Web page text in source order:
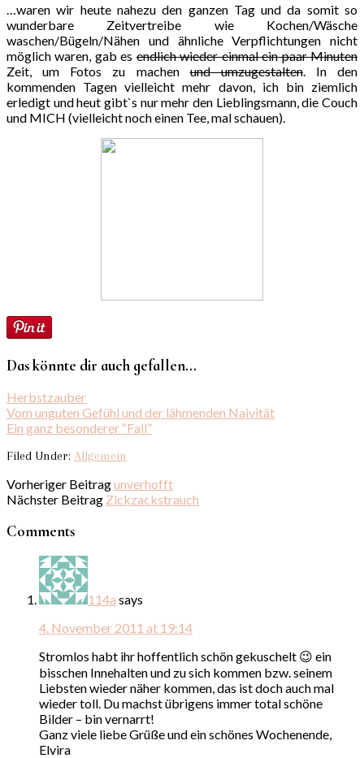
…waren wir heute nahezu den ganzen Tag und da somit so
wunderbare Zeitvertreibe wie Kochen/Wäsche
waschen/Bügeln/Nähen und ähnliche Verpflichtungen nicht
möglich waren, gab esendlich wieder einmal ein paar Minuten
Zeit, um Fotos zu machenund umzugestalten. In den
kommenden Tagen vielleicht mehr davon, ich bin ziemlich
erledigt und heut gibt`s nur mehr den Lieblingsmann, die Couch
und MICH (vielleicht noch einen Tee, mal schauen).
Das könnte dir auch gefallen...
Herbstzauber
Vom unguten Gefühl und der lähmenden Naivität
Ein ganz besonderer “Fall”
Filed Under: Allgemein
Vorheriger Beitragunverhofft
Nächster Beitrag Zickzackstrauch
Comments
114a says
4. November 2011 at 19:14
Stromlos habt ihr hoffentlich schön gekuschelt 😉 ein
bisschen Innehalten und zu sich kommen bzw. seinem
Liebsten wieder näher kommen, das ist doch auch mal
wieder toll. Du machst übrigens immer total schöne
Bilder – bin vernarrt!
Ganz viele liebe Grüße und ein schönes Wochenende,
Elvira